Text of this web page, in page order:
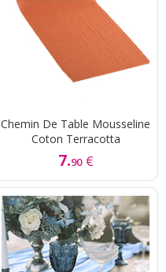
Chemin De Table Mousseline
Coton Terracotta
7.90 €